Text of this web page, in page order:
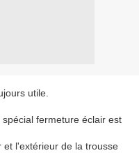
utile.
fermeture éclair est
et l'extérieur de la trousse